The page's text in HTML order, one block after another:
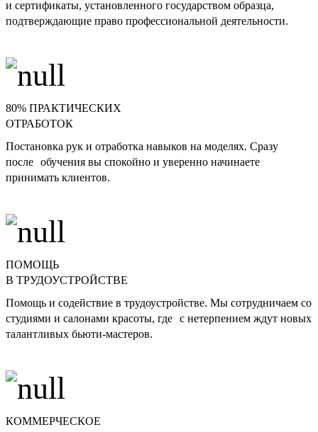
и сертификаты, установленного государством образца,
подтверждающие право профессиональной деятельности.
80% ПРАКТИЧЕСКИХ
ОТРАБОТОК
Постановка рук и отработка навыков на моделях. Сразу
после обучения вы спокойно и уверенно начинаете
принимать клиентов.
ПОМОЩЬ
В ТРУДОУСТРОЙСТВЕ
Помощь и содействие в трудоустройстве. Мы сотрудничаем со
студиями и салонами красоты, где с нетерпением ждут новых
талантливых бьюти-мастеров.
КОММЕРЧЕСКОЕ